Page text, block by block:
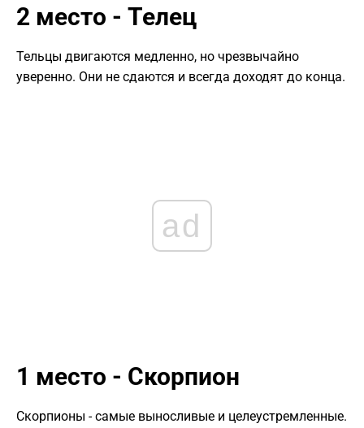
2 место - Телец
Тельцы двигаются медленно, но чрезвычайно
уверенно. Они не сдаются и всегда доходят до конца.
ad
1 место - Скорпион
Скорпионы - самые выносливые и целеустремленные.